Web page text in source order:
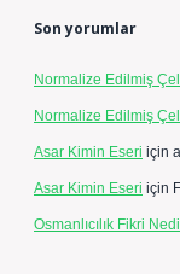
Son yorumlar
Normalize Edilmiş
Normalize Edilmiş
Asar Kimin Eseri için
Asar Kimin Eseri için
Osmanlıcılık Fikri